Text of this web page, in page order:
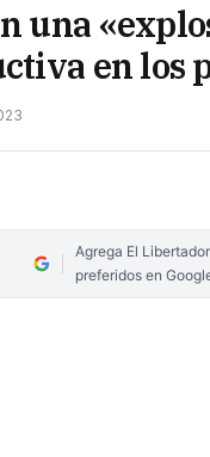
una
en los
Agrega El
preferidos en